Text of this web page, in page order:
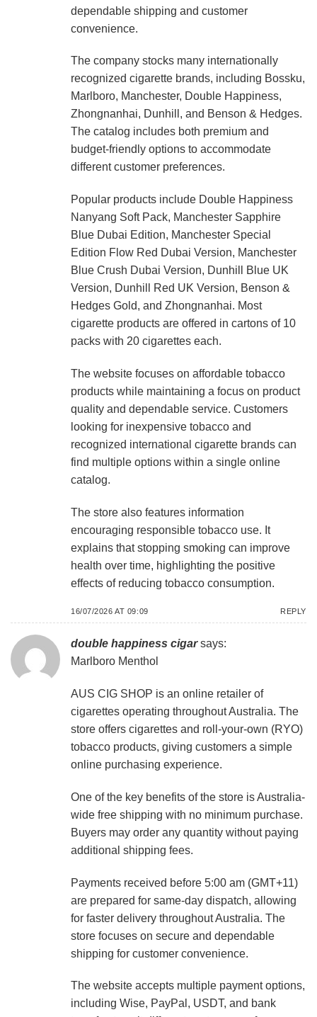
dependable shipping and customer
convenience.
The company stocks many internationally
recognized cigarette brands, including Bossku,
Marlboro, Manchester, Double Happiness,
Zhongnanhai, Dunhill, and Benson & Hedges.
The catalog includes both premium and
budget-friendly options to accommodate
different customer preferences.
Popular products include Double Happiness
Nanyang Soft Pack, Manchester Sapphire
Blue Dubai Edition, Manchester Special
Edition Flow Red Dubai Version, Manchester
Blue Crush Dubai Version, Dunhill Blue UK
Version, Dunhill Red UK Version, Benson &
Hedges Gold, and Zhongnanhai. Most
cigarette products are offered in cartons of 10
packs with 20 cigarettes each.
The website focuses on affordable tobacco
products while maintaining a focus on product
quality and dependable service. Customers
looking for inexpensive tobacco and
recognized international cigarette brands can
find multiple options within a single online
catalog.
The store also features information
encouraging responsible tobacco use. It
explains that stopping smoking can improve
health over time, highlighting the positive
effects of reducing tobacco consumption.
16/07/2026 AT 09:09 REPLY
double happiness cigar says:
Marlboro Menthol
AUS CIG SHOP is an online retailer of
cigarettes operating throughout Australia. The
store offers cigarettes and roll-your-own (RYO)
tobacco products, giving customers a simple
online purchasing experience.
One of the key benefits of the store is Australia-
wide free shipping with no minimum purchase.
Buyers may order any quantity without paying
additional shipping fees.
Payments received before 5:00 am (GMT+11)
are prepared for same-day dispatch, allowing
for faster delivery throughout Australia. The
store focuses on secure and dependable
shipping for customer convenience.
The website accepts multiple payment options,
including Wise, PayPal, USDT, and bank